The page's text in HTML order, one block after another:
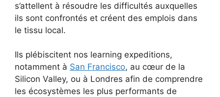
s’attellent à résoudre les difficultés auxquelles
ils sont confrontés et créent des emplois dans
le tissu local.
Ils plébiscitent nos learning expeditions,
notamment à San Francisco, au cœur de la
Silicon Valley, ou à Londres afin de comprendre
les écosystèmes les plus performants de